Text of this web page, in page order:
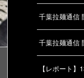
千葉拉麺通信
千葉拉麺通信
【レポート】